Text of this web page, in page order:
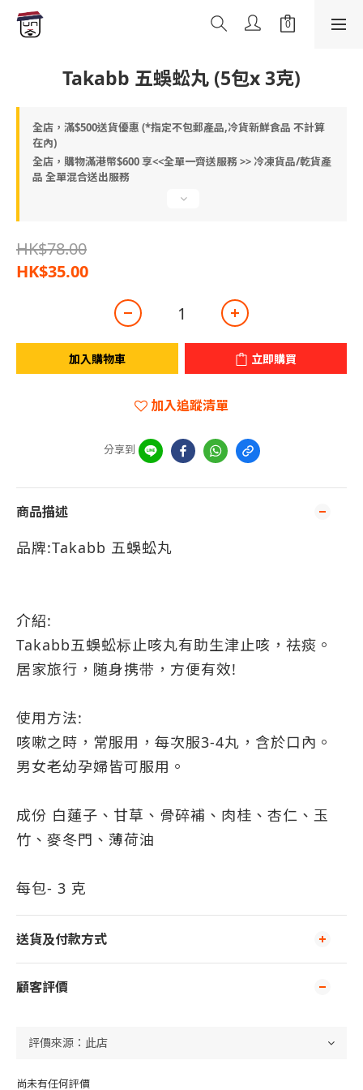
Takabb 五蜈蚣丸 (5包x 3克)
全店，滿$500送貨優惠 (*指定不包郵產品,冷貨新鮮食品 不計算
在內)
全店，購物滿港幣$600 享<<全單一齊送服務 >> 冷凍貨品/乾貨產
品 全單混合送出服務
HK$78.00
HK$35.00
加入購物車 立即購買
加入追蹤清單
分享到
商品描述
品牌:Takabb 五蜈蚣丸
介紹:
Takabb五蜈蚣标止咳丸有助生津止咳，祛痰。
居家旅行，随身携带，方便有效!
使用方法:
咳嗽之時，常服用，每次服3-4丸，含於口內。
男女老幼孕婦皆可服用。
成份 白蓮子、甘草、骨碎補、肉桂、杏仁、玉
竹、麥冬門、薄荷油
每包- 3 克
送貨及付款方式
顧客評價
尚未有任何評價